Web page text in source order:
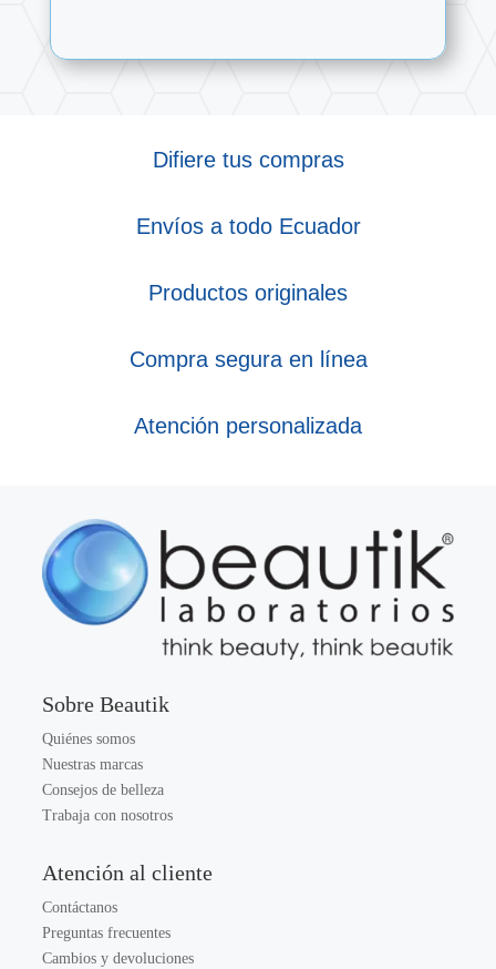
Difiere tus compras
Envíos a todo Ecuador
Productos originales
Compra segura en línea
Atención personalizada
Sobre Beautik
Quiénes somos
Nuestras marcas
Consejos de belleza
Trabaja con nosotros
Atención al cliente
Contáctanos
Preguntas frecuentes
Cambios y devoluciones